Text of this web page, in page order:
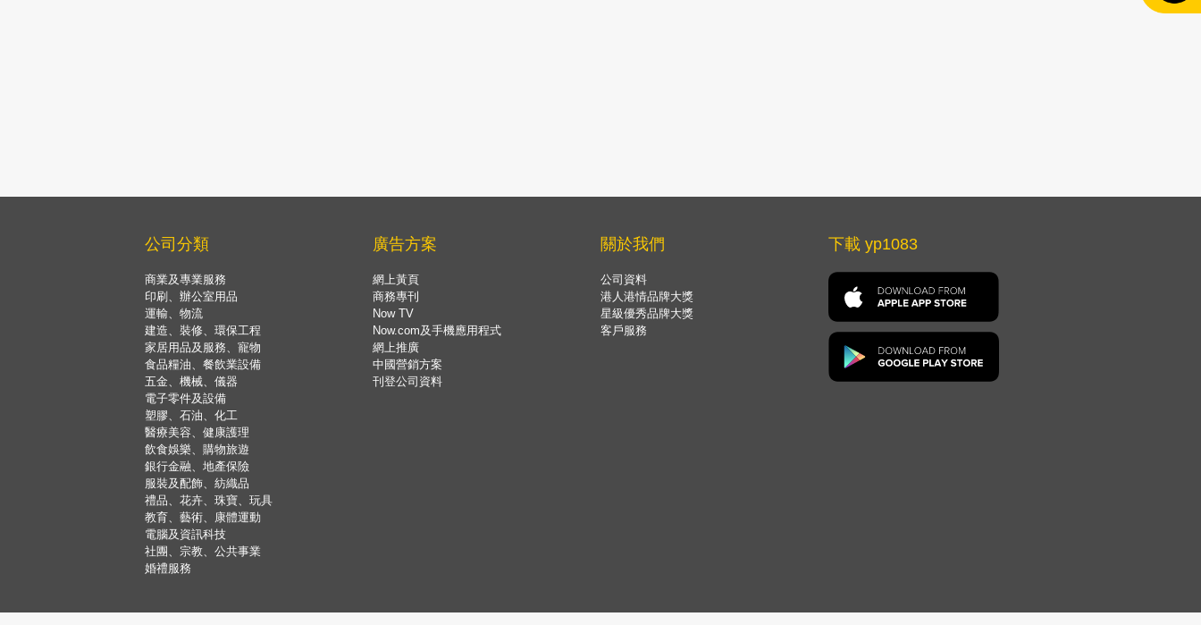
公司分類
商業及專業服務
印刷、辦公室用品
運輸、物流
建造、裝修、環保工程
家居用品及服務、寵物
食品糧油、餐飲業設備
五金、機械、儀器
電子零件及設備
塑膠、石油、化工
醫療美容、健康護理
飲食娛樂、購物旅遊
銀行金融、地產保險
服裝及配飾、紡織品
禮品、花卉、珠寶、玩具
教育、藝術、康體運動
電腦及資訊科技
社團、宗教、公共事業
婚禮服務
廣告方案
網上黃頁
商務專刊
Now TV
Now.com及手機應用程式
網上推廣
中國營銷方案
刊登公司資料
關於我們
公司資料
港人港情品牌大獎
星級優秀品牌大獎
客戶服務
下載 yp1083